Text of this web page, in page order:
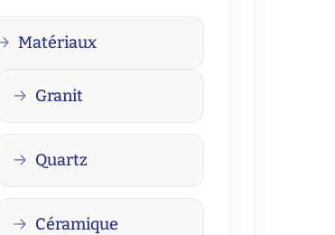
Matériaux
Granit
Quartz
Céramique